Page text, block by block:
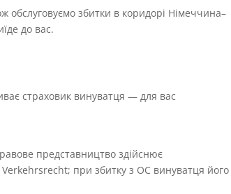
обслуговуємо збитки в коридорі Німеччина–
до вас.
страховик винуватця — для вас
представництво здійснює
при збитку з OC винуватця його